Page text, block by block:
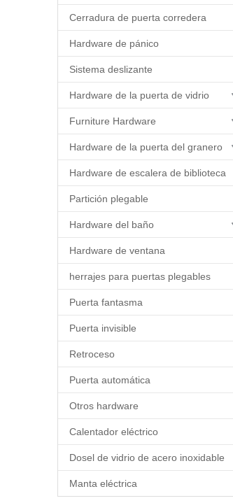
Cerradura de puerta corredera
Hardware de pánico
Sistema deslizante
Hardware de la puerta de vidrio
Furniture Hardware
Hardware de la puerta del granero
Hardware de escalera de biblioteca
Partición plegable
Hardware del baño
Hardware de ventana
herrajes para puertas plegables
Puerta fantasma
Puerta invisible
Retroceso
Puerta automática
Otros hardware
Calentador eléctrico
Dosel de vidrio de acero inoxidable
Manta eléctrica